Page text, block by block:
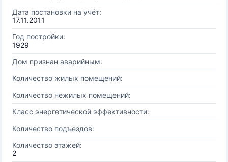
Дата постановки на учёт:
17.11.2011
Год постройки:
1929
Дом признан аварийным:
Количество жилых помещений:
Количество нежилых помещений:
Класс энергетической эффективности:
Количество подъездов:
Количество этажей:
2